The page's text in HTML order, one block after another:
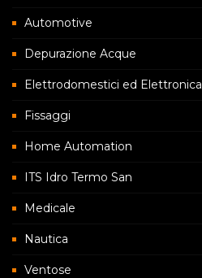
Automotive
Depurazione Acque
Elettrodomestici ed Elettronica
Fissaggi
Home Automation
ITS Idro Termo San
Medicale
Nautica
Ventose